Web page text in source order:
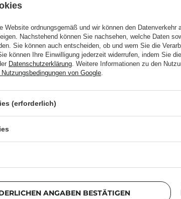
und Augenpalette - 18g
Website ordnungsgemäß und wir können den Datenverkehr
Nachstehend können Sie nachsehen, welche Daten
Sie können auch entscheiden, ob und wem Sie die
können Ihre Einwilligung jederzeit widerrufen, indem Sie
Datenschutzerklärung. Weitere Informationen zu den
von Google.
(erforderlich)
ANGABEN BESTÄTIGEN